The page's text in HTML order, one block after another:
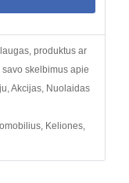
produktus ar
skelbimus apie
Akcijas, Nuolaidas
Keliones,